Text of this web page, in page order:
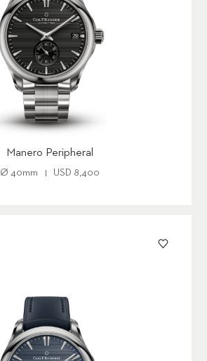
Manero Peripheral
Ø 40mm USD 8,400